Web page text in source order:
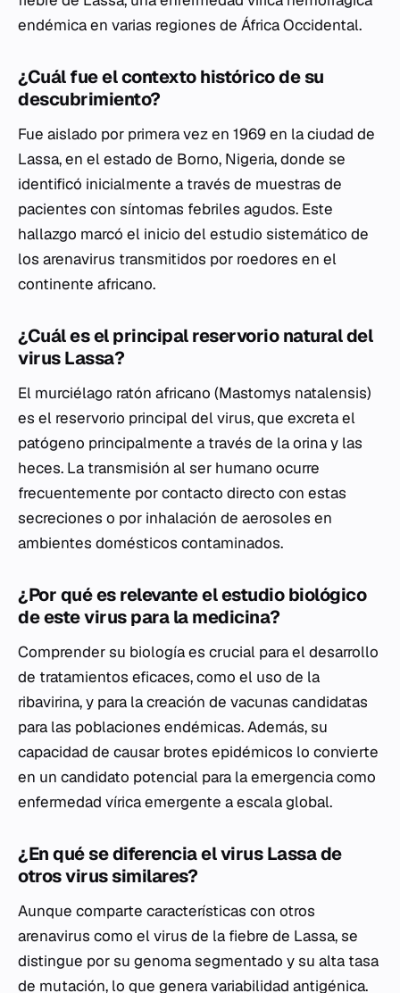
endémica en varias regiones de África Occidental.
¿Cuál fue el contexto histórico de su
descubrimiento?
Fue aislado por primera vez en 1969 en la ciudad de
Lassa, en el estado de Borno, Nigeria, donde se
identificó inicialmente a través de muestras de
pacientes con síntomas febriles agudos. Este
hallazgo marcó el inicio del estudio sistemático de
los arenavirus transmitidos por roedores en el
continente africano.
¿Cuál es el principal reservorio natural del
virus Lassa?
El murciélago ratón africano (Mastomys natalensis)
es el reservorio principal del virus, que excreta el
patógeno principalmente a través de la orina y las
heces. La transmisión al ser humano ocurre
frecuentemente por contacto directo con estas
secreciones o por inhalación de aerosoles en
ambientes domésticos contaminados.
¿Por qué es relevante el estudio biológico
de este virus para la medicina?
Comprender su biología es crucial para el desarrollo
de tratamientos eficaces, como el uso de la
ribavirina, y para la creación de vacunas candidatas
para las poblaciones endémicas. Además, su
capacidad de causar brotes epidémicos lo convierte
en un candidato potencial para la emergencia como
enfermedad vírica emergente a escala global.
¿En qué se diferencia el virus Lassa de
otros virus similares?
Aunque comparte características con otros
arenavirus como el virus de la fiebre de Lassa, se
distingue por su genoma segmentado y su alta tasa
de mutación, lo que genera variabilidad antigénica.